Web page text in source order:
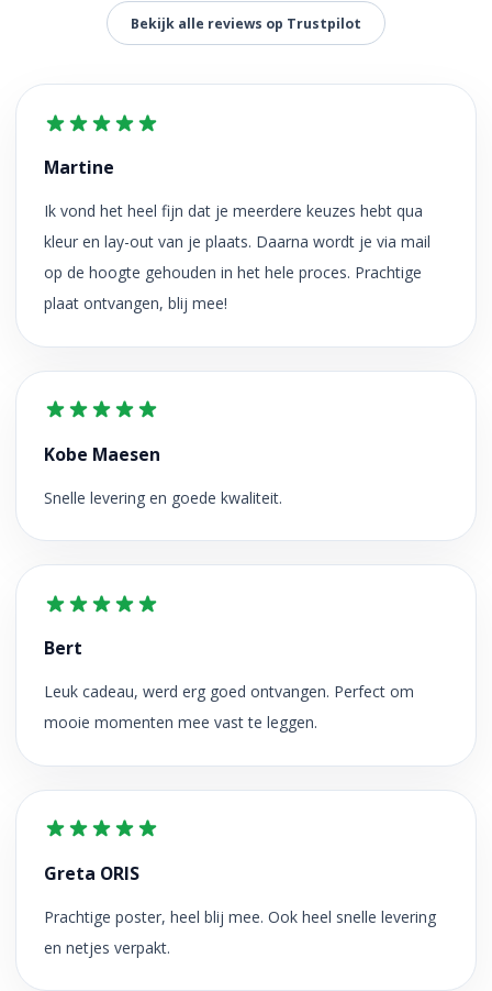
Bekijk alle reviews op Trustpilot
Martine
Ik vond het heel fijn dat je meerdere keuzes hebt qua
kleur en lay-out van je plaats. Daarna wordt je via mail
op de hoogte gehouden in het hele proces. Prachtige
plaat ontvangen, blij mee!
Kobe Maesen
Snelle levering en goede kwaliteit.
Bert
Leuk cadeau, werd erg goed ontvangen. Perfect om
mooie momenten mee vast te leggen.
Greta ORIS
Prachtige poster, heel blij mee. Ook heel snelle levering
en netjes verpakt.